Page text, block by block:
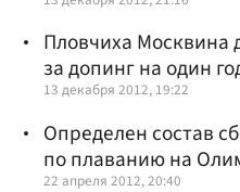
Пловчиха
за допинг на один
13 декабря 2012, 19:22
Определен состав
по плаванию на
22 апреля 2012, 20:40